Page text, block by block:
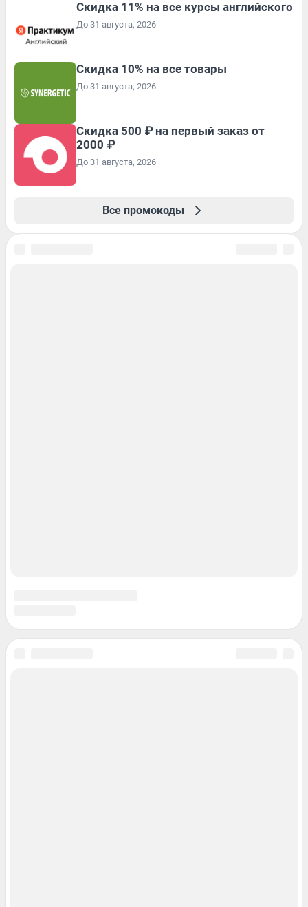
Скидка 11% на все курсы английского
До 31 августа, 2026
Скидка 10% на все товары
До 31 августа, 2026
Скидка 500 ₽ на первый заказ от
2000 ₽
До 31 августа, 2026
Все промокоды